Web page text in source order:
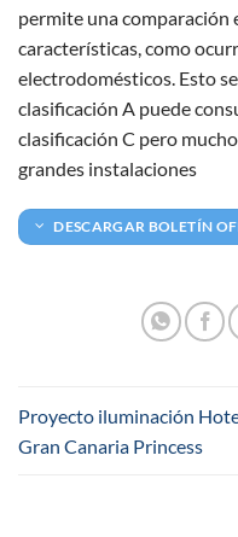
permite una comparación
características, como
electrodomésticos. Esto
clasificación A puede
clasificación C pero
grandes instalaciones
DESCARGAR BOLETÍN
Proyecto iluminación
Gran Canaria Princess